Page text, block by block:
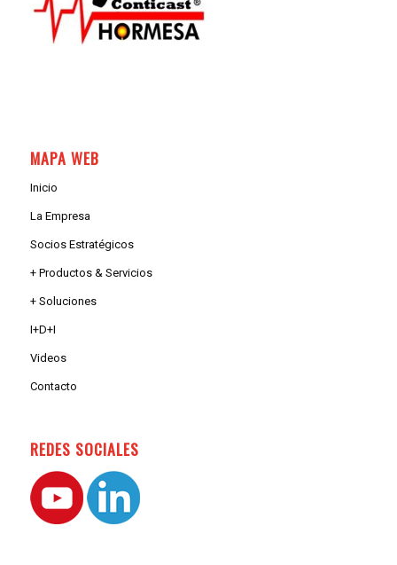
MAPA WEB
Inicio
La Empresa
Socios Estratégicos
+ Productos & Servicios
+ Soluciones
I+D+I
Videos
Contacto
REDES SOCIALES